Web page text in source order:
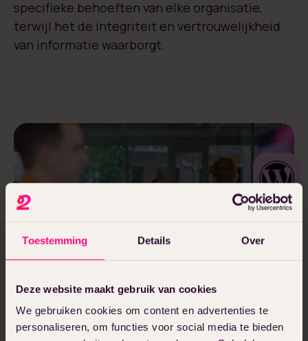
Toestemming Details Over
Deze website maakt gebruik van cookies
We gebruiken cookies om content en advertenties te
personaliseren, om functies voor social media te bieden
specifieke behoeften van elke organisatie,
terwijl het de integriteit en vertrouwelijkheid
van informatie waarborgt.
Kies voor WordPress-